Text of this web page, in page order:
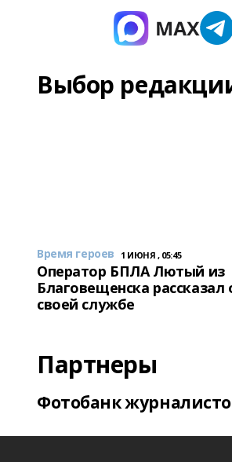
Выбор
Время героев 1 ИЮНЯ , 05:45
Оператор БПЛА Лютый из
Благовещенска рассказал
своей службе
Партнеры
Фотобанк